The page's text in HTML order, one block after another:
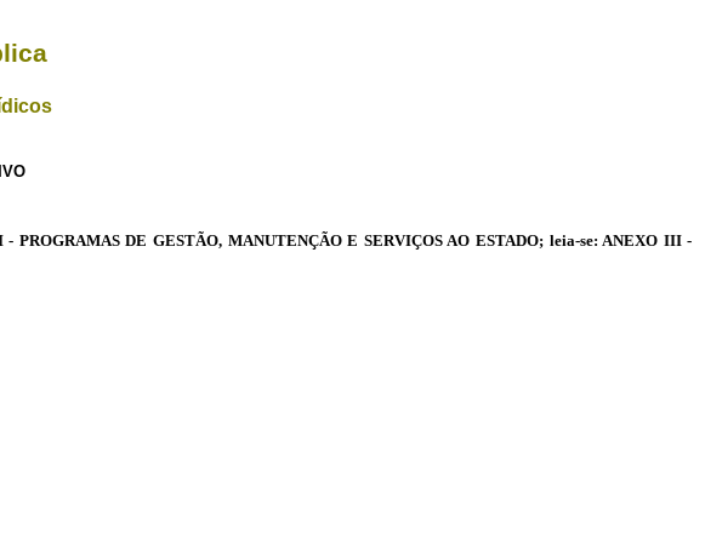
PROGRAMAS DE GESTÃO, MANUTENÇÃO E SERVIÇOS AO ESTADO; leia-se: ANEXO III -